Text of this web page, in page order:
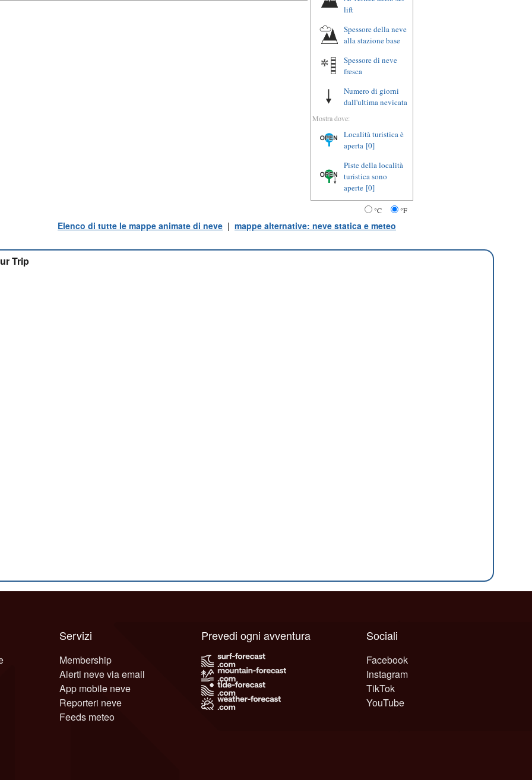
lift
Spessore della neve
alla stazione base
Spessore di neve
fresca
Numero di giorni
dall'ultima nevicata
Mostra dove:
Località turistica è
aperta [0]
Piste della località
turistica sono
aperte [0]
°C °F
Elenco di tutte le mappe animate di neve | mappe alternative: neve statica e meteo
Trip
Servizi
Membership
Alerti neve via email
App mobile neve
Reporteri neve
Feeds meteo
Sociali
Facebook
Instagram
TikTok
YouTube
Prevedi ogni avventura